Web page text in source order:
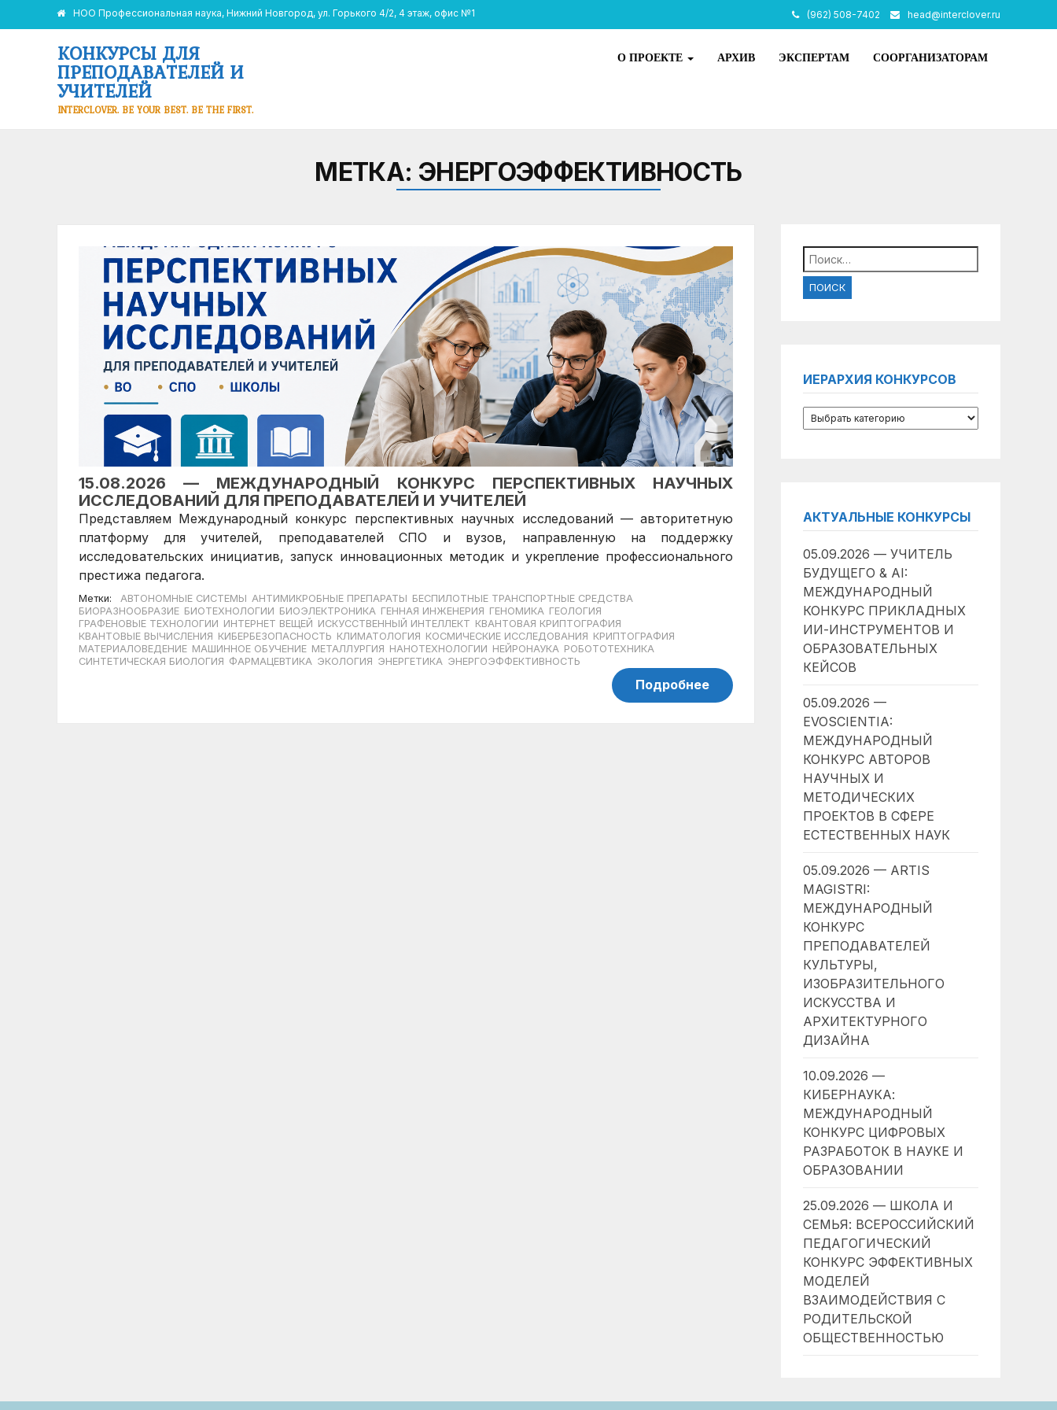
НОО Профессиональная наука, Нижний Новгород, ул. Горького 4/2, 4 этаж, офис №1 (962) 508-7402 head@interclover.ru
КОНКУРСЫ ДЛЯ
ПРЕПОДАВАТЕЛЕЙ И
УЧИТЕЛЕЙ
INTERCLOVER. BE YOUR BEST. BE THE FIRST.
О ПРОЕКТЕ АРХИВ ЭКСПЕРТАМ СООРГАНИЗАТОРАМ
МЕТКА: ЭНЕРГОЭФФЕКТИВНОСТЬ
15.08.2026 — МЕЖДУНАРОДНЫЙ КОНКУРС ПЕРСПЕКТИВНЫХ НАУЧНЫХ
ИССЛЕДОВАНИЙ ДЛЯ ПРЕПОДАВАТЕЛЕЙ И УЧИТЕЛЕЙ
Представляем Международный конкурс перспективных научных исследований — авторитетную
платформу для учителей, преподавателей СПО и вузов, направленную на поддержку
исследовательских инициатив, запуск инновационных методик и укрепление профессионального
престижа педагога.
Метки: АВТОНОМНЫЕ СИСТЕМЫ АНТИМИКРОБНЫЕ ПРЕПАРАТЫ БЕСПИЛОТНЫЕ ТРАНСПОРТНЫЕ СРЕДСТВА
БИОРАЗНООБРАЗИЕ БИОТЕХНОЛОГИИ БИОЭЛЕКТРОНИКА ГЕННАЯ ИНЖЕНЕРИЯ ГЕНОМИКА ГЕОЛОГИЯ
ГРАФЕНОВЫЕ ТЕХНОЛОГИИ ИНТЕРНЕТ ВЕЩЕЙ ИСКУССТВЕННЫЙ ИНТЕЛЛЕКТ КВАНТОВАЯ КРИПТОГРАФИЯ
КВАНТОВЫЕ ВЫЧИСЛЕНИЯ КИБЕРБЕЗОПАСНОСТЬ КЛИМАТОЛОГИЯ КОСМИЧЕСКИЕ ИССЛЕДОВАНИЯ КРИПТОГРАФИЯ
МАТЕРИАЛОВЕДЕНИЕ МАШИННОЕ ОБУЧЕНИЕ МЕТАЛЛУРГИЯ НАНОТЕХНОЛОГИИ НЕЙРОНАУКА РОБОТОТЕХНИКА
СИНТЕТИЧЕСКАЯ БИОЛОГИЯ ФАРМАЦЕВТИКА ЭКОЛОГИЯ ЭНЕРГЕТИКА ЭНЕРГОЭФФЕКТИВНОСТЬ
Подробнее
Найти:
ИЕРАРХИЯ КОНКУРСОВ
АКТУАЛЬНЫЕ КОНКУРСЫ
05.09.2026 — УЧИТЕЛЬ
БУДУЩЕГО & AI:
МЕЖДУНАРОДНЫЙ
КОНКУРС ПРИКЛАДНЫХ
ИИ-ИНСТРУМЕНТОВ И
ОБРАЗОВАТЕЛЬНЫХ
КЕЙСОВ
05.09.2026 —
EVOSCIENTIA:
МЕЖДУНАРОДНЫЙ
КОНКУРС АВТОРОВ
НАУЧНЫХ И
МЕТОДИЧЕСКИХ
ПРОЕКТОВ В СФЕРЕ
ЕСТЕСТВЕННЫХ НАУК
05.09.2026 — ARTIS
MAGISTRI:
МЕЖДУНАРОДНЫЙ
КОНКУРС
ПРЕПОДАВАТЕЛЕЙ
КУЛЬТУРЫ,
ИЗОБРАЗИТЕЛЬНОГО
ИСКУССТВА И
АРХИТЕКТУРНОГО
ДИЗАЙНА
10.09.2026 —
КИБЕРНАУКА:
МЕЖДУНАРОДНЫЙ
КОНКУРС ЦИФРОВЫХ
РАЗРАБОТОК В НАУКЕ И
ОБРАЗОВАНИИ
25.09.2026 — ШКОЛА И
СЕМЬЯ: ВСЕРОССИЙСКИЙ
ПЕДАГОГИЧЕСКИЙ
КОНКУРС ЭФФЕКТИВНЫХ
МОДЕЛЕЙ
ВЗАИМОДЕЙСТВИЯ С
РОДИТЕЛЬСКОЙ
ОБЩЕСТВЕННОСТЬЮ